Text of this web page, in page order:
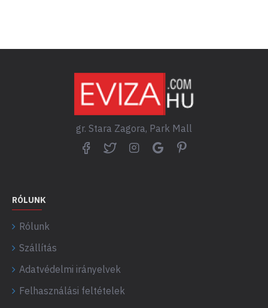
gr. Stara Zagora, Park Mall
RÓLUNK
Rólunk
Szállítás
Adatvédelmi irányelvek
Felhasználási feltételek